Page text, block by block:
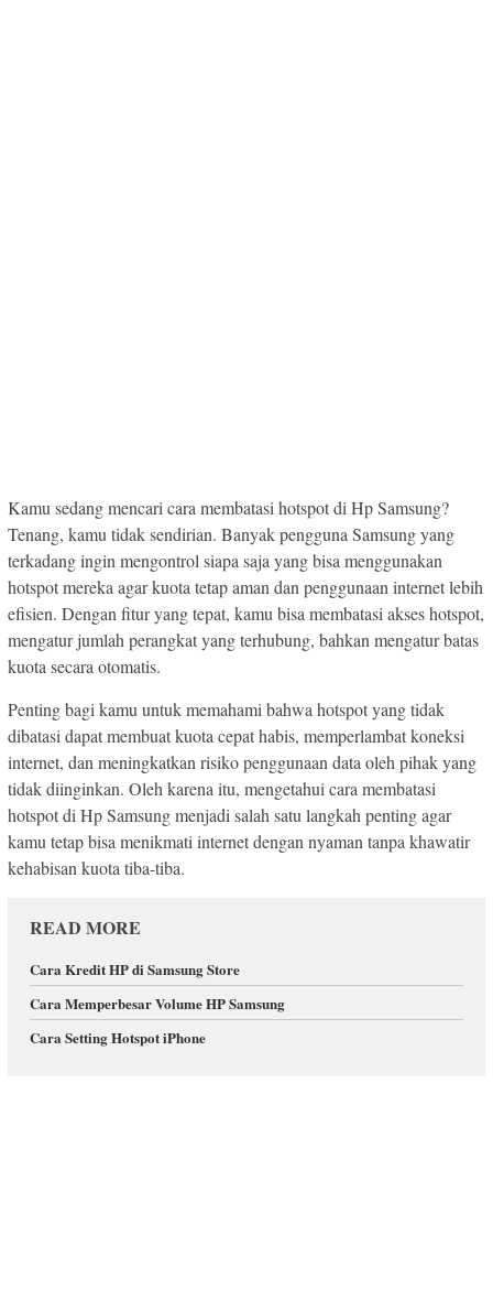
Kamu sedang mencari cara membatasi hotspot di Hp Samsung?
Tenang, kamu tidak sendirian. Banyak pengguna Samsung yang
terkadang ingin mengontrol siapa saja yang bisa menggunakan
hotspot mereka agar kuota tetap aman dan penggunaan internet lebih
efisien. Dengan fitur yang tepat, kamu bisa membatasi akses hotspot,
mengatur jumlah perangkat yang terhubung, bahkan mengatur batas
kuota secara otomatis.
Penting bagi kamu untuk memahami bahwa hotspot yang tidak
dibatasi dapat membuat kuota cepat habis, memperlambat koneksi
internet, dan meningkatkan risiko penggunaan data oleh pihak yang
tidak diinginkan. Oleh karena itu, mengetahui cara membatasi
hotspot di Hp Samsung menjadi salah satu langkah penting agar
kamu tetap bisa menikmati internet dengan nyaman tanpa khawatir
kehabisan kuota tiba-tiba.
READ MORE
Cara Kredit HP di Samsung Store
Cara Memperbesar Volume HP Samsung
Cara Setting Hotspot iPhone